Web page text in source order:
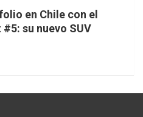
en Chile con el
su nuevo SUV